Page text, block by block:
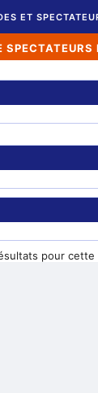
ET
SPECTATEURS
pour cette